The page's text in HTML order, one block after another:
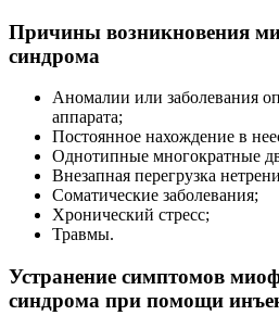
Причины возникновения
синдрома
Аномалии или заболевания
аппарата;
Постоянное нахождение в
Однотипные многократные
Внезапная перегрузка
Соматические заболевания;
Хронический стресс;
Травмы.
Устранение симптомов
синдрома при помощи